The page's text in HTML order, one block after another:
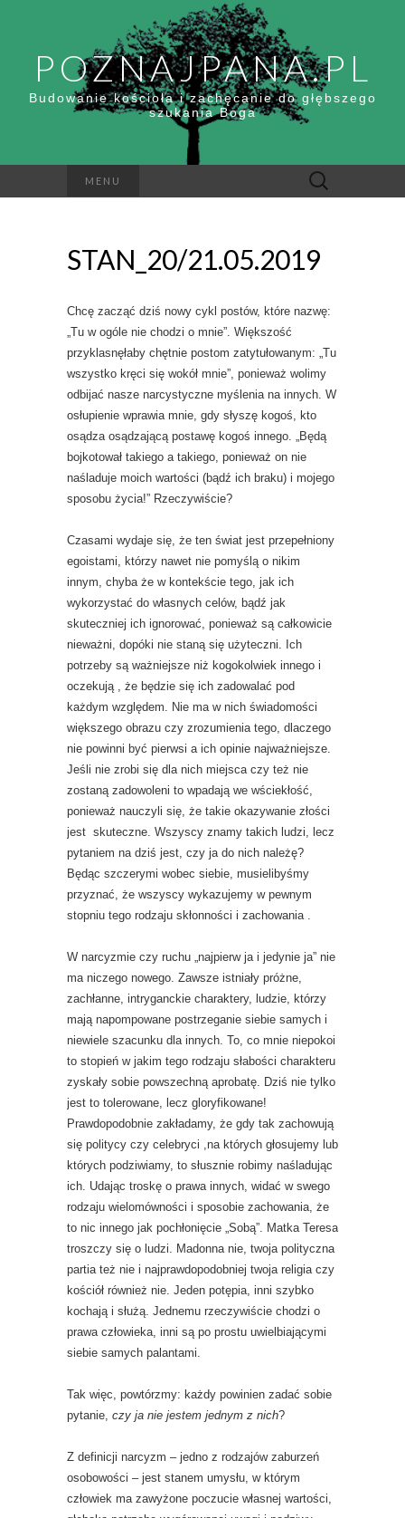
POZNAJPANA.PL
Budowanie kościoła i zachęcanie do głębszego
szukania Boga
MENU Szukaj:
STAN_20/21.05.2019
Chcę zacząć dziś nowy cykl postów, które nazwę:
„Tu w ogóle nie chodzi o mnie”. Większość
przyklasnęłaby chętnie postom zatytułowanym: „Tu
wszystko kręci się wokół mnie”, ponieważ wolimy
odbijać nasze narcystyczne myślenia na innych. W
osłupienie wprawia mnie, gdy słyszę kogoś, kto
osądza osądzającą postawę kogoś innego. „Będą
bojkotował takiego a takiego, ponieważ on nie
naśladuje moich wartości (bądź ich braku) i mojego
sposobu życia!” Rzeczywiście?
Czasami wydaje się, że ten świat jest przepełniony
egoistami, którzy nawet nie pomyślą o nikim
innym, chyba że w kontekście tego, jak ich
wykorzystać do własnych celów, bądź jak
skuteczniej ich ignorować, ponieważ są całkowicie
nieważni, dopóki nie staną się użyteczni. Ich
potrzeby są ważniejsze niż kogokolwiek innego i
oczekują , że będzie się ich zadowalać pod
każdym względem. Nie ma w nich świadomości
większego obrazu czy zrozumienia tego, dlaczego
nie powinni być pierwsi a ich opinie najważniejsze.
Jeśli nie zrobi się dla nich miejsca czy też nie
zostaną zadowoleni to wpadają we wściekłość,
ponieważ nauczyli się, że takie okazywanie złości
jest skuteczne. Wszyscy znamy takich ludzi, lecz
pytaniem na dziś jest, czy ja do nich należę?
Będąc szczerymi wobec siebie, musielibyśmy
przyznać, że wszyscy wykazujemy w pewnym
stopniu tego rodzaju skłonności i zachowania .
W narcyzmie czy ruchu „najpierw ja i jedynie ja” nie
ma niczego nowego. Zawsze istniały próżne,
zachłanne, intryganckie charaktery, ludzie, którzy
mają napompowane postrzeganie siebie samych i
niewiele szacunku dla innych. To, co mnie niepokoi
to stopień w jakim tego rodzaju słabości charakteru
zyskały sobie powszechną aprobatę. Dziś nie tylko
jest to tolerowane, lecz gloryfikowane!
Prawdopodobnie zakładamy, że gdy tak zachowują
się politycy czy celebryci ,na których głosujemy lub
których podziwiamy, to słusznie robimy naśladując
ich. Udając troskę o prawa innych, widać w swego
rodzaju wielomówności i sposobie zachowania, że
to nic innego jak pochłonięcie „Sobą”. Matka Teresa
troszczy się o ludzi. Madonna nie, twoja polityczna
partia też nie i najprawdopodobniej twoja religia czy
kościół również nie. Jeden potępia, inni szybko
kochają i służą. Jednemu rzeczywiście chodzi o
prawa człowieka, inni są po prostu uwielbiającymi
siebie samych palantami.
Tak więc, powtórzmy: każdy powinien zadać sobie
pytanie, czy ja nie jestem jednym z nich?
Z definicji narcyzm – jedno z rodzajów zaburzeń
osobowości – jest stanem umysłu, w którym
człowiek ma zawyżone poczucie własnej wartości,